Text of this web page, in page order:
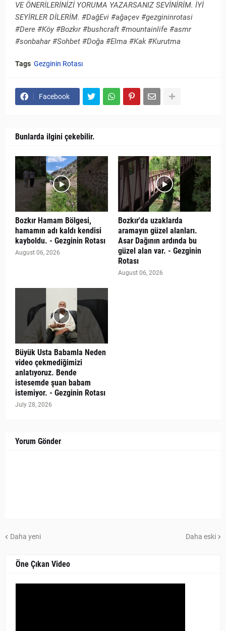
VE ÖNERİLERİNİZİ YORUMA YAZARSANIZ SEVİNİRİM. İYİ
SEYİRLER DİLERİM. #DağEvi #ağaçev #gezgininrotasi
#Dere #Köy #Bozkır #bushcraft #mountainlife #asmr
#sonbahar #Sohbet #Doğa #Elma #Kak #Kurutma
Tags Gezginin Rotası
Facebook
Bunlarda ilgini çekebilir.
Bozkır Hamam Bölgesi,
hamamın adı kaldı kendisi
kayboldu. - Gezginin Rotası
August 06, 2026
Bozkır'da uzaklarda
aramayın güzel alanları.
Asar Dağının ardında bu
güzel alan var. - Gezginin
Rotası
August 06, 2026
Büyük Usta Babamla Neden
video çekmediğimizi
anlatıyoruz. Bende
istesemde şuan babam
istemiyor. - Gezginin Rotası
July 28, 2026
Yorum Gönder
Daha yeni Daha eski
Öne Çıkan Video